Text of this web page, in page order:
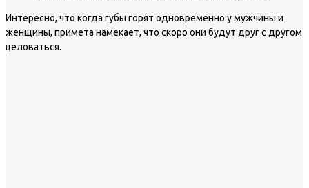
Интересно, что когда губы горят одновременно у мужчины и
женщины, примета намекает, что скоро они будут друг с другом
целоваться.